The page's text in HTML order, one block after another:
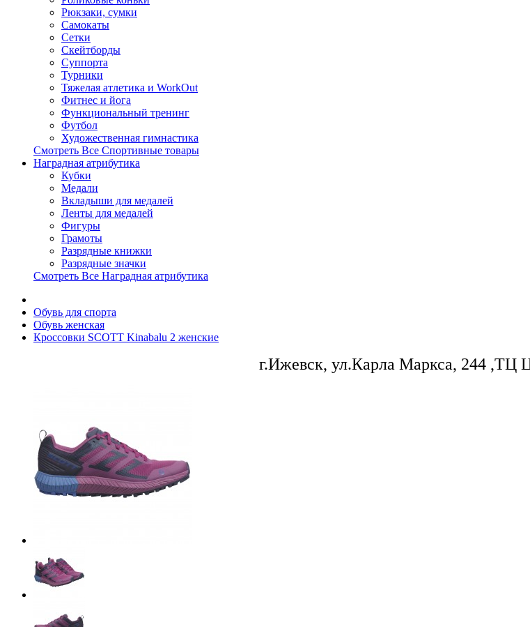
Рюкзаки, сумки
Самокаты
Сетки
Скейтборды
Суппорта
Турники
Тяжелая атлетика и WorkOut
Фитнес и йога
Функциональный тренинг
Футбол
Художественная гимнастика
Смотреть Все Спортивные товары
Наградная атрибутика
Кубки
Медали
Вкладыши для медалей
Ленты для медалей
Фигуры
Грамоты
Разрядные книжки
Разрядные значки
Смотреть Все Наградная атрибутика
Обувь для спорта
Обувь женская
Кроссовки SCOTT Kinabalu 2 женские
г.Ижевск, ул.Карла Маркса, 244 ,ТЦ